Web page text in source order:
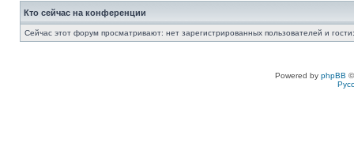
Кто сейчас на конференции
Сейчас этот форум просматривают: нет зарегистрированных пользователей и
Powered by phpBB